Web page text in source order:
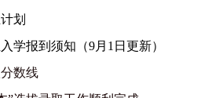
划
学报到须知（9月1日更新）
数线